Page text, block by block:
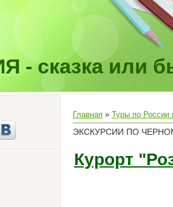
- сказка или
Главная » Туры по России
ЭКСКУРСИИ ПО
Курорт